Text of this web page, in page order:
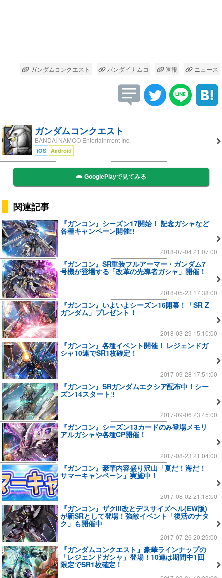
ガンダムコンクエスト バンダイナムコ 速報 ニュース
ガンダムコンクエスト
BANDAI NAMCO Entertainment Inc.
iOS Android
GooglePlayで見てみる
関連記事
『ガンコン』シーズン17開始！ 記念ガシャなど
各種キャンペーン開催!!
2018-07-04 21:07:00
『ガンコン』SR重装フルアーマー・ガンダム7
号機が登場する「改革の先導者ガシャ」開催！
2018-05-23 17:38:00
『ガンコン』いよいよシーズン16開幕！「SR Z
ガンダム」プレゼント！
2018-03-29 15:10:00
『ガンコン』各種イベント開催！ レジェンドガ
シャ10連でSR1枚確定！
2017-09-28 17:51:00
『ガンコン』SRガンダムエクシア配布中！シー
ズン14スタート!!
2017-09-06 23:45:00
『ガンコン』シーズン13カードのみ登場メモリ
アルガシャや各種CP開催！
2017-08-23 21:04:00
『ガンコン』豪華内容盛り沢山「夏だ！海だ！
サマーキャンペーン」実施中！
2017-08-02 21:18:00
『ガンコン』ザクIII改とデスサイズヘル(EW版)
が新SRとして登場！強敵イベント「復活のナタ
ク」も開催中
2017-07-26 20:29:00
『ガンダムコンクエスト』豪華ラインナップの
「レジェンドガシャ」登場！10連は期間中1回
限定でSR1枚確定！